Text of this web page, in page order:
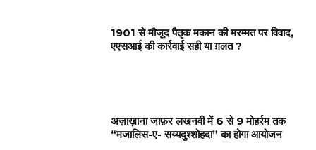
1901 से मौजूद पैतृक मकान की मरम्मत पर विवाद,
एएसआई की कार्रवाई सही या ग़लत ?
अज़ाख़ाना जाफ़र लखनवी में 6 से 9 मोहर्रम तक
“मजालिस-ए- सय्यदुश्शोहदा” का होगा आयोजन